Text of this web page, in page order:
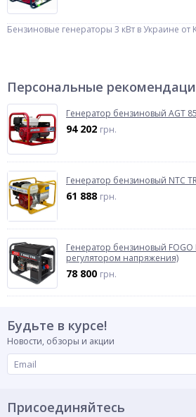
Бензиновые генераторы 3 кВт в Украине от
Персональные
Генератор бензиновый AGT
94 202 грн.
Генератор бензиновый NTC
61 888 грн.
Генератор бензиновый FOGO
регулятором напряжения)
78 800 грн.
Будьте в курсе!
Новости, обзоры и акции
Присоединяйтесь